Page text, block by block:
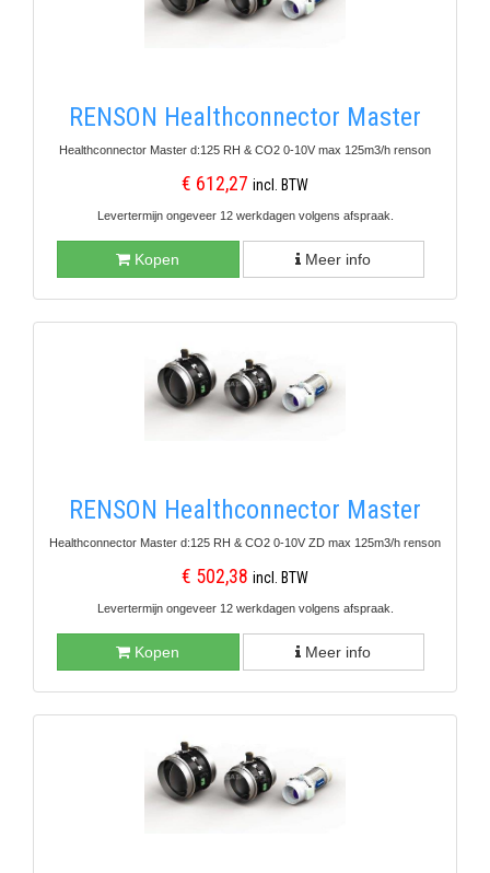
RENSON Healthconnector Master
Healthconnector Master d:125 RH & CO2 0-10V max 125m3/h renson
€ 612,27 incl. BTW
Levertermijn ongeveer 12 werkdagen volgens afspraak.
Kopen Meer info
RENSON Healthconnector Master
Healthconnector Master d:125 RH & CO2 0-10V ZD max 125m3/h renson
€ 502,38 incl. BTW
Levertermijn ongeveer 12 werkdagen volgens afspraak.
Kopen Meer info